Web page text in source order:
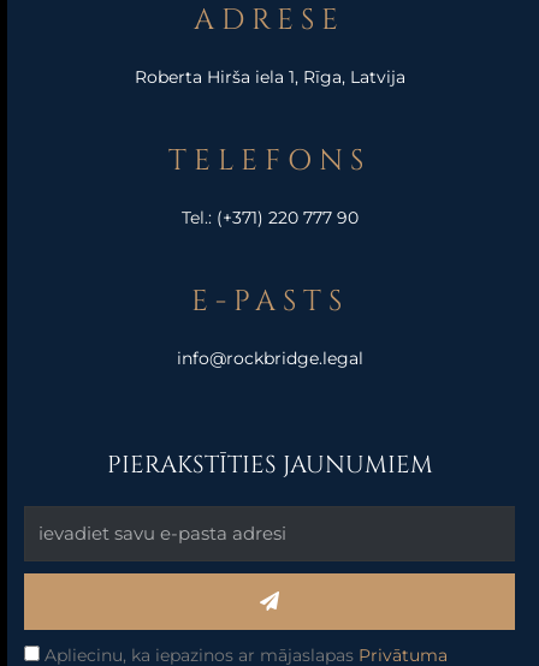
ADRESE
Roberta Hirša iela 1, Rīga, Latvija
TELEFONS
Tel.: (+371) 220 777 90
E-PASTS
info@rockbridge.legal
PIERAKSTĪTIES JAUNUMIEM
Apliecinu, ka iepazinos ar mājaslapas Privātuma
Submit